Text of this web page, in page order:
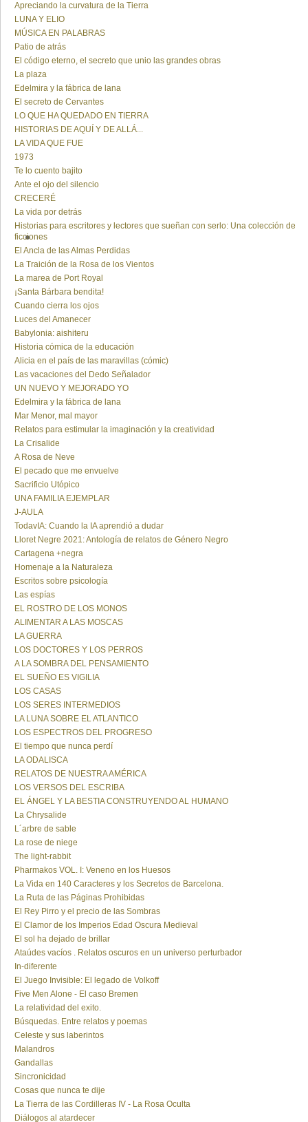
Apreciando la curvatura de la Tierra
LUNA Y ELIO
MÚSICA EN PALABRAS
Patio de atrás
El código eterno, el secreto que unio las grandes obras
La plaza
Edelmira y la fábrica de lana
El secreto de Cervantes
LO QUE HA QUEDADO EN TIERRA
HISTORIAS DE AQUÍ Y DE ALLÁ...
LA VIDA QUE FUE
1973
Te lo cuento bajito
Ante el ojo del silencio
CRECERÉ
La vida por detrás
Historias para escritores y lectores que sueñan con serlo: Una colección de
ficciones
El Ancla de las Almas Perdidas
La Traición de la Rosa de los Vientos
La marea de Port Royal
¡Santa Bárbara bendita!
Cuando cierra los ojos
Luces del Amanecer
Babylonia: aishiteru
Historia cómica de la educación
Alicia en el país de las maravillas (cómic)
Las vacaciones del Dedo Señalador
UN NUEVO Y MEJORADO YO
Edelmira y la fábrica de lana
Mar Menor, mal mayor
Relatos para estimular la imaginación y la creatividad
La Crisalide
A Rosa de Neve
El pecado que me envuelve
Sacrificio Utópico
UNA FAMILIA EJEMPLAR
J-AULA
TodavIA: Cuando la IA aprendió a dudar
Lloret Negre 2021: Antología de relatos de Género Negro
Cartagena +negra
Homenaje a la Naturaleza
Escritos sobre psicología
Las espías
EL ROSTRO DE LOS MONOS
ALIMENTAR A LAS MOSCAS
LA GUERRA
LOS DOCTORES Y LOS PERROS
A LA SOMBRA DEL PENSAMIENTO
EL SUEÑO ES VIGILIA
LOS CASAS
LOS SERES INTERMEDIOS
LA LUNA SOBRE EL ATLANTICO
LOS ESPECTROS DEL PROGRESO
El tiempo que nunca perdí
LA ODALISCA
RELATOS DE NUESTRA AMÉRICA
LOS VERSOS DEL ESCRIBA
EL ÁNGEL Y LA BESTIA CONSTRUYENDO AL HUMANO
La Chrysalide
L´arbre de sable
La rose de niege
The light-rabbit
Pharmakos VOL. I: Veneno en los Huesos
La Vida en 140 Caracteres y los Secretos de Barcelona.
La Ruta de las Páginas Prohibidas
El Rey Pirro y el precio de las Sombras
El Clamor de los Imperios Edad Oscura Medieval
El sol ha dejado de brillar
Ataúdes vacíos . Relatos oscuros en un universo perturbador
In-diferente
El Juego Invisible: El legado de Volkoff
Five Men Alone - El caso Bremen
La relatividad del exito.
Búsquedas. Entre relatos y poemas
Celeste y sus laberintos
Malandros
Gandallas
Sincronicidad
Cosas que nunca te dije
La Tierra de las Cordilleras IV - La Rosa Oculta
Diálogos al atardecer